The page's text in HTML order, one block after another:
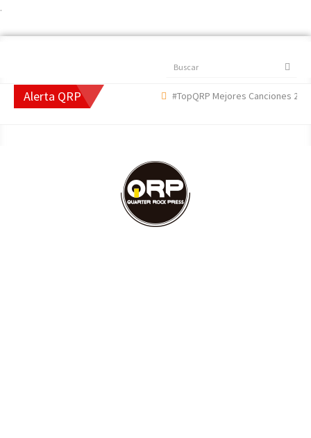
.
Buscar
Alerta QRP #TopQRP Mejores Canciones 2022